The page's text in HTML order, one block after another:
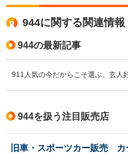
944に関する関連情報
944の最新記事
911人気の今だからこそ選ぶ、玄人
944を扱う注目販売店
旧車・スポーツカー販売